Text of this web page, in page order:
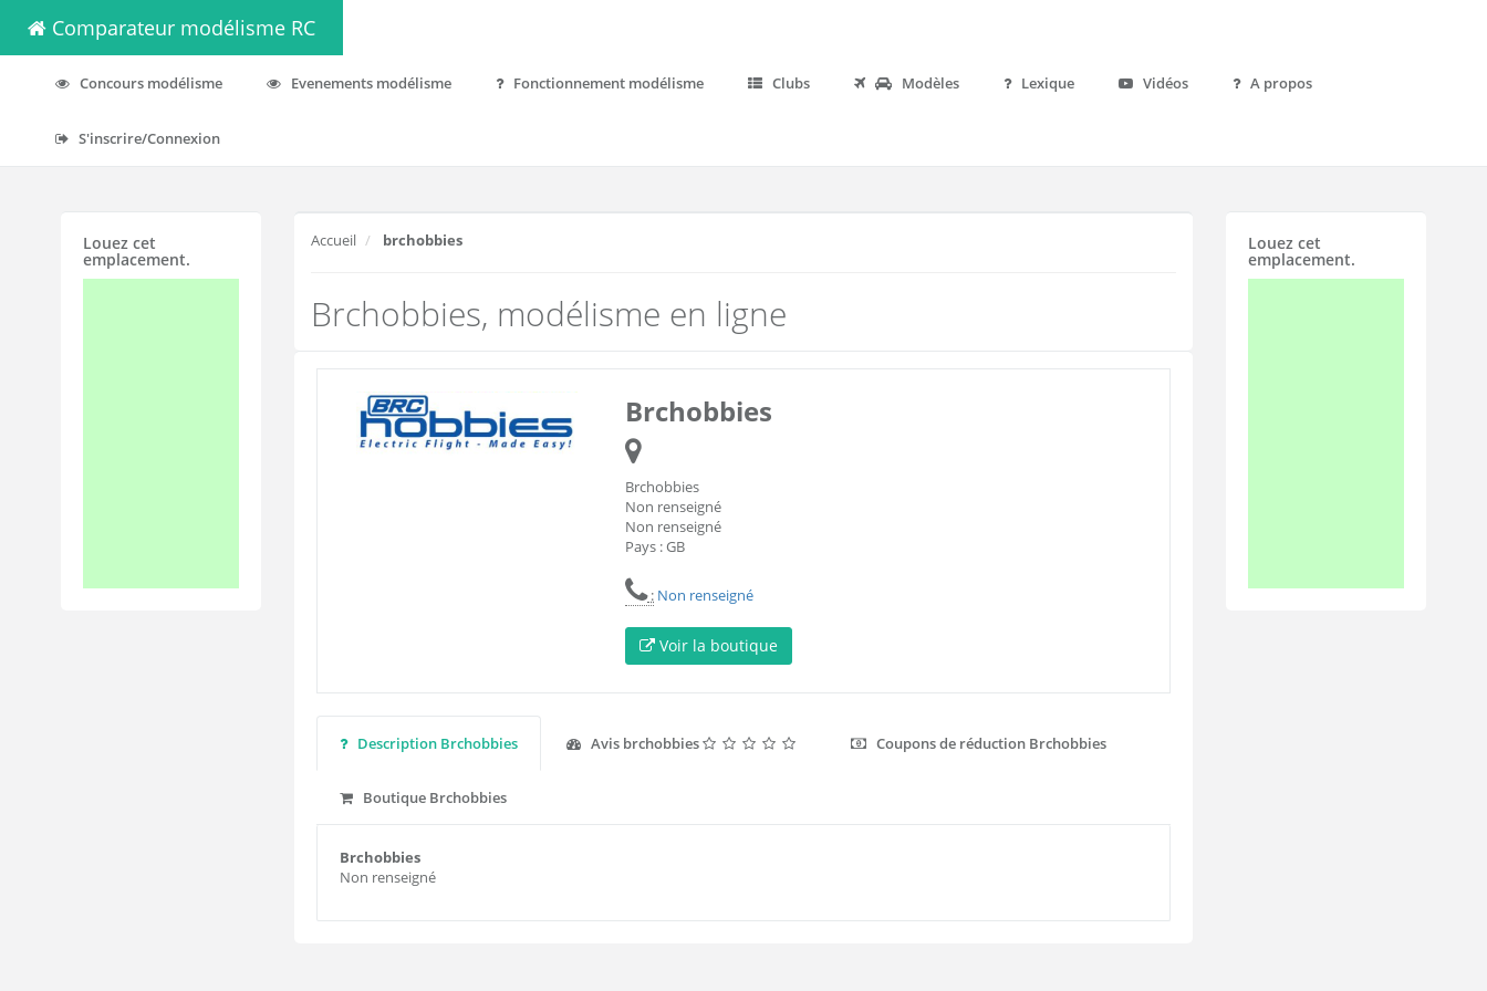
Comparateur modélisme RC
Concours modélisme Evenements modélisme Fonctionnement modélisme Clubs Modèles Lexique Vidéos A propos
S'inscrire/Connexion
Louez cet
emplacement.
Accueil brchobbies
Brchobbies, modélisme en ligne
Brchobbies
Brchobbies
Non renseigné
Non renseigné
Pays : GB
: Non renseigné
Voir la boutique
Description Brchobbies Avis brchobbies Coupons de réduction Brchobbies
Boutique Brchobbies
Brchobbies
Non renseigné
Louez cet
emplacement.